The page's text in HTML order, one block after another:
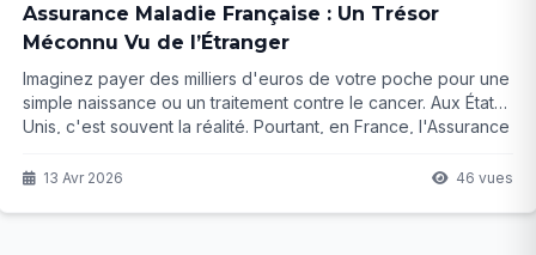
Assurance Maladie Française : Un Trésor
Méconnu Vu de l’Étranger
Imaginez payer des milliers d'euros de votre poche pour une
simple naissance ou un traitement contre le cancer. Aux États-
Unis, c'est souvent la réalité. Pourtant, en France, l'Assurance
mesurions pleinement la valeur. Mais pour combien de temps
13 Avr 2026 46 vues